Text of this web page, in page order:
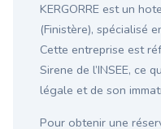
KERGORRE est un
(Finistère), spécialisé
Cette entreprise est
Sirene de l’INSEE, ce
légale et de son
Pour obtenir une